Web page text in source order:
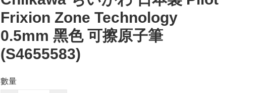
Frixion Zone Technology
0.5mm 黑色 可擦原子筆
(S4655583)
數量